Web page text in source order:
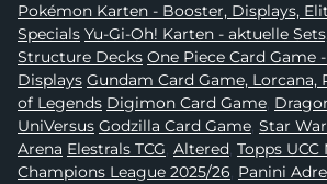
Pokémon Karten - Booster, Displays, Elite Trainer Boxen &
Specials Yu-Gi-Oh! Karten - aktuelle Sets, Core Booster &
Structure Decks One Piece Card Game - Booster &
Displays Gundam Card Game, Lorcana, Riftbound: League
of Legends
Digimon Card Game,
UniVersus
Godzilla Card Game, Star
Arena
Elestrals TCG, Altered, Topps
Champions League 2025/26, Panini